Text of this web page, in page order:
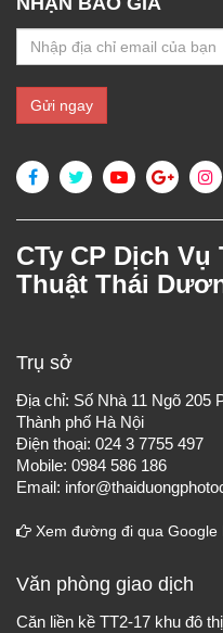
CTy CP Dịch
Thuật Thái
Trụ sở
Địa chỉ: Số Nhà 11 Ngõ 205
Thành phố Hà Nội
Điện thoại: 024 3 7755 497
Mobile: 0984 586 186
Email:
Xem đường đi qua Google
Văn phòng giao dịch
Căn liền kề TT2-17 khu đô